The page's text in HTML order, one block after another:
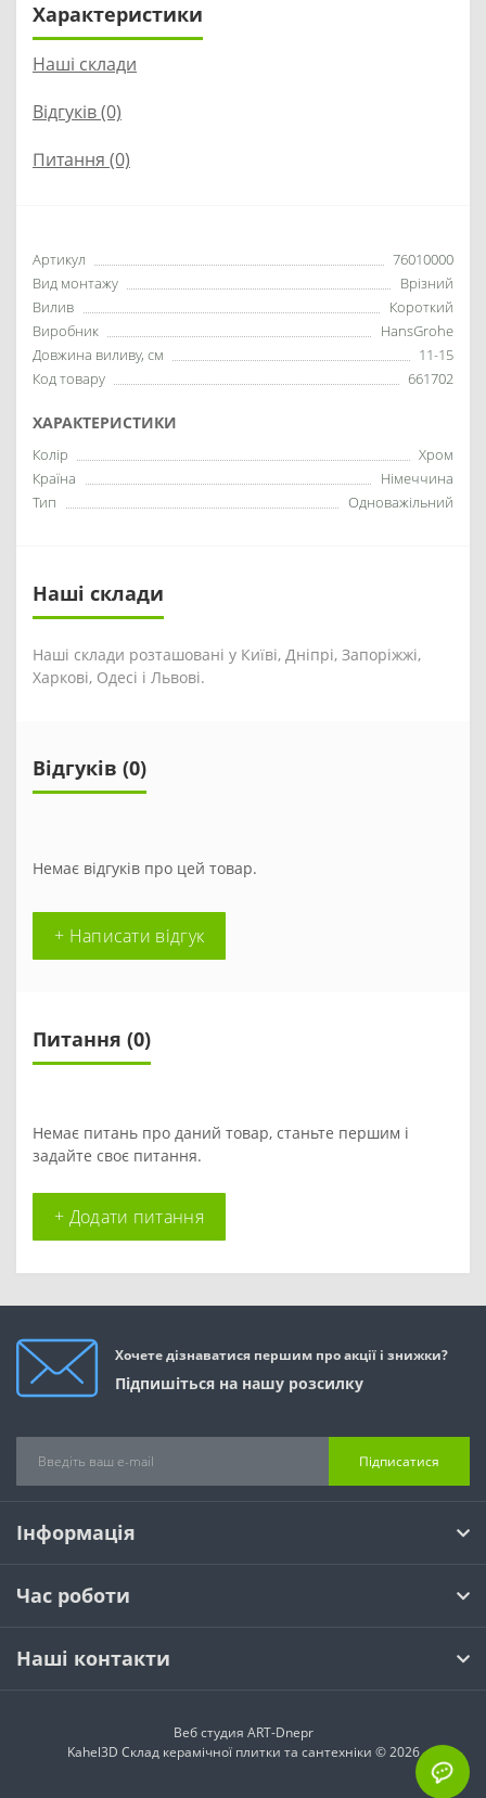
Характеристики
Наші склади
Відгуків (0)
Питання (0)
Артикул
76010000
Вид монтажу
Врізний
Вилив
Короткий
Виробник
HansGrohe
Довжина виливу, см
11-15
Код товару
661702
ХАРАКТЕРИСТИКИ
Колір
Хром
Країна
Німеччина
Тип
Одноважільний
Наші склади
Наші склади розташовані у Київі, Дніпрі, Запоріжжі,
Харкові, Одесі і Львові.
Відгуків (0)
Немає відгуків про цей товар.
+ Написати відгук
Питання (0)
Немає питань про даний товар, станьте першим і
задайте своє питання.
+ Додати питання
Хочете дізнаватися першим про акції і знижки?
Підпишіться на нашу розсилку
Підписатися
Інформація
Час роботи
Наші контакти
Веб студия ART-Dnepr
Kahel3D Склад керамічної плитки та сантехніки © 2026